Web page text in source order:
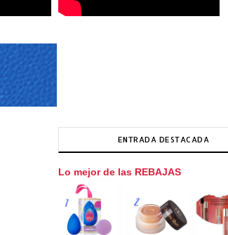
ENTRADA DESTACADA
Lo mejor de las REBAJAS